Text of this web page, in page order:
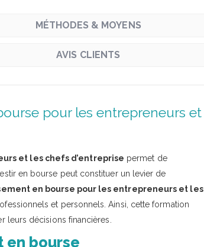
MÉTHODES & MOYENS
AVIS CLIENTS
pour les entrepreneurs et
et les chefs d’entreprise permet de
en bourse peut constituer un levier de
en bourse pour les entrepreneurs et les
et personnels. Ainsi, cette formation
leurs décisions financières.
en bourse